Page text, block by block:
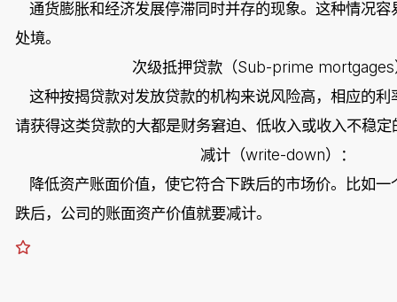
通货膨胀和经济发展停滞同时并存的现象。这种情况容
处境。
次级抵押贷款（Sub-prime mortgages
这种按揭贷款对发放贷款的机构来说风险高，相应的利
请获得这类贷款的大都是财务窘迫、低收入或收入不稳定
减计（write-down）：
降低资产账面价值，使它符合下跌后的市场价。比如
跌后，公司的账面资产价值就要减计。